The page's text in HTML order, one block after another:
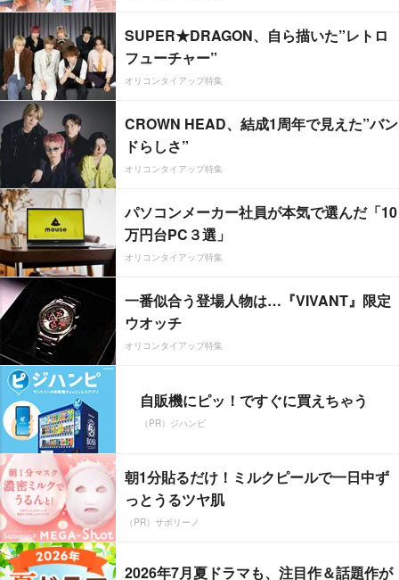
SUPER★DRAGON、自ら描いた”レトロ
フューチャー”
オリコンタイアップ特集
CROWN HEAD、結成1周年で見えた”バン
ドらしさ”
オリコンタイアップ特集
パソコンメーカー社員が本気で選んだ「10
万円台PC３選」
オリコンタイアップ特集
一番似合う登場人物は…『VIVANT』限定
ウオッチ
オリコンタイアップ特集
自販機にピッ！ですぐに買えちゃう
（PR）ジハンピ
朝1分貼るだけ！ミルクピールで一日中ず
っとうるツヤ肌
（PR）サボリーノ
2026年7月夏ドラマも、注目作＆話題作が